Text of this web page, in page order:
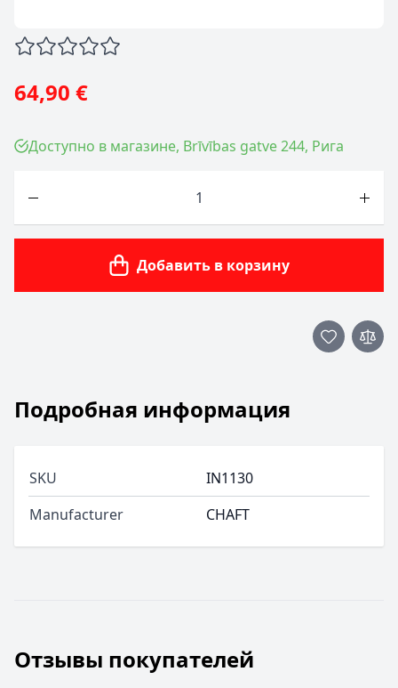
64,90 €
Доступно в магазине, Brīvības gatve 244, Рига
Добавить в корзину
Подробная информация
SKU
IN1130
Manufacturer
CHAFT
Отзывы покупателей